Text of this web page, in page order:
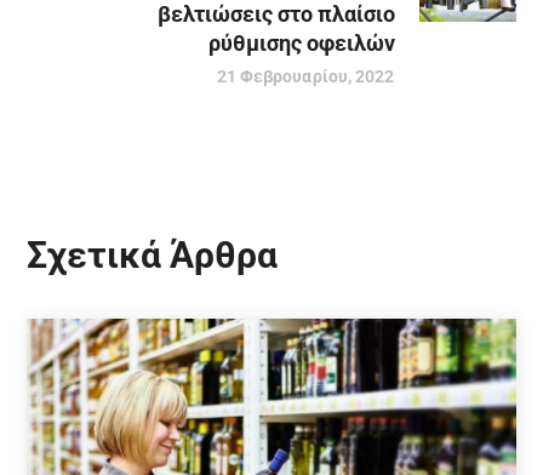
βελτιώσεις στο πλαίσιο
ρύθμισης οφειλών
21 Φεβρουαρίου, 2022
Σχετικά Άρθρα